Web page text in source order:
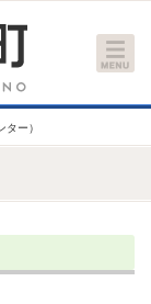
拡大
ー）